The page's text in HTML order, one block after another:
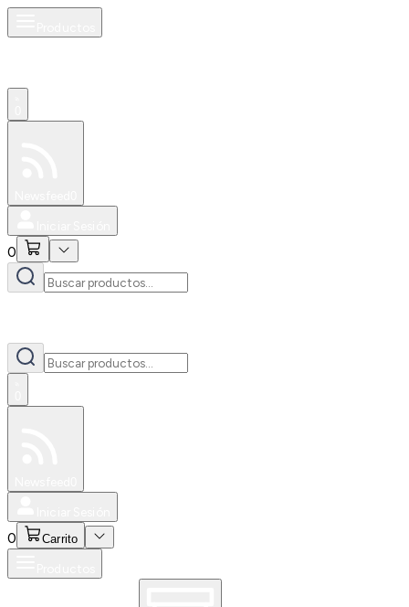
0
0 Carrito